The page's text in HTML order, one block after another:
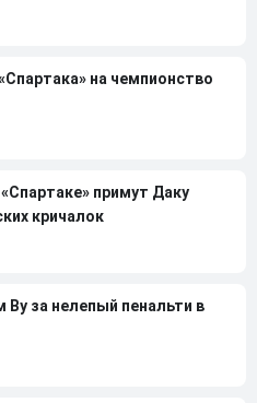
на чемпионство
примут Даку
кричалок
Ву за нелепый пенальти в